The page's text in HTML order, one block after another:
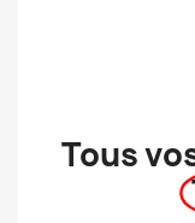
Tous